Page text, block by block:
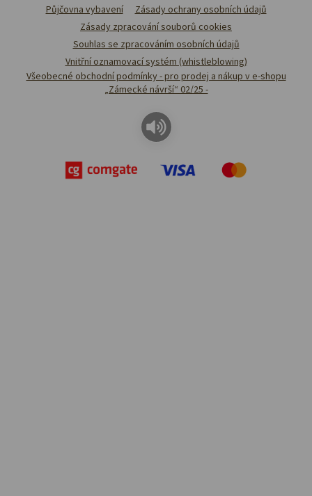
Půjčovna vybavení
Zásady ochrany osobních údajů
Zásady zpracování souborů cookies
Souhlas se zpracováním osobních údajů
Vnitřní oznamovací systém (whistleblowing)
Všeobecné obchodní podmínky - pro prodej a nákup v e-shopu
„Zámecké návrší“ 02/25 -